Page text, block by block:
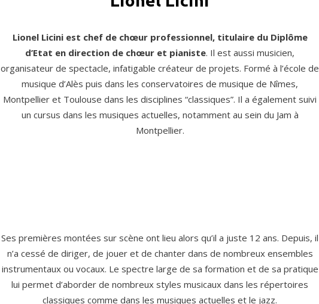
Lionel Liciniest chef de chœur professionnel, titulaire du Diplôme
d’Etat en direction de chœur et pianiste. Il est aussi musicien,
organisateur de spectacle, infatigable créateur de projets. Formé à l’école de
musique d’Alès puis dans les conservatoires de musique de Nîmes,
Montpellier et Toulouse dans les disciplines “classiques”. Il a également suivi
un cursus dans les musiques actuelles, notamment au sein du Jam à
Montpellier.
Ses premières montées sur scène ont lieu alors qu’il a juste 12 ans. Depuis, il
n’a cessé de diriger, de jouer et de chanter dans de nombreux ensembles
instrumentaux ou vocaux. Le spectre large de sa formation et de sa pratique
lui permet d’aborder de nombreux styles musicaux dans les répertoires
classiques comme dans les musiques actuelles et le jazz.